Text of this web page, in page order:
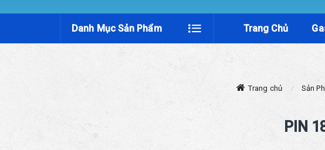
Danh Mục Sản Phẩm Trang Chủ
Trang chủ Sản
PIN